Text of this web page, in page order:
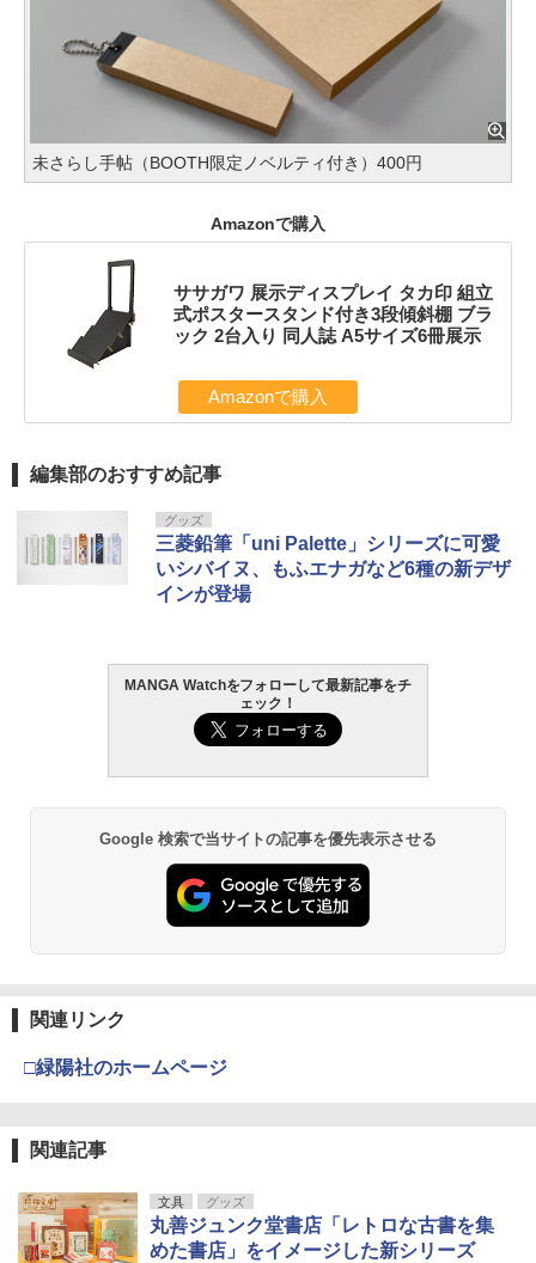
未さらし手帖（BOOTH限定ノベルティ付き）400円
Amazonで購入
ササガワ 展示ディスプレイ タカ印 組立
式ポスタースタンド付き3段傾斜棚 ブラ
ック 2台入り 同人誌 A5サイズ6冊展示
Amazonで購入
編集部のおすすめ記事
グッズ
三菱鉛筆「uni Palette」シリーズに可愛
いシバイヌ、もふエナガなど6種の新デザ
インが登場
MANGA Watchをフォローして最新記事をチ
ェック！
Google 検索で当サイトの記事を優先表示させる
関連リンク
□緑陽社のホームページ
関連記事
文具 グッズ
丸善ジュンク堂書店「レトロな古書を集
めた書店」をイメージした新シリーズ